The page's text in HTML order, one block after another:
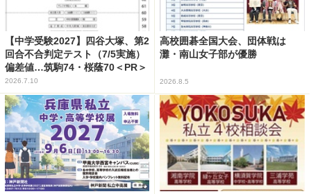
【中学受験2027】四谷大塚、第2
回合不合判定テスト（7/5実施）
偏差値…筑駒74・桜蔭70＜PR＞
2026.7.10
高校囲碁全国大会、団体戦は
灘・南山女子部が優勝
2026.8.5